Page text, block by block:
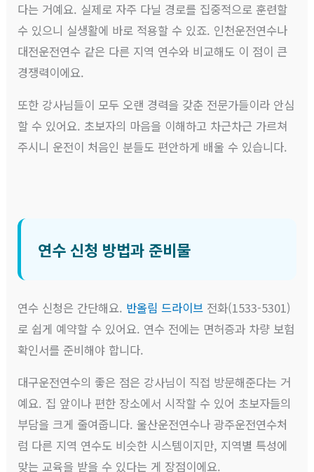
다는 거예요. 실제로 자주 다닐 경로를 집중적으로 훈련할
수 있으니 실생활에 바로 적용할 수 있죠. 인천운전연수나
대전운전연수 같은 다른 지역 연수와 비교해도 이 점이 큰
경쟁력이에요.
또한 강사님들이 모두 오랜 경력을 갖춘 전문가들이라 안심
할 수 있어요. 초보자의 마음을 이해하고 차근차근 가르쳐
주시니 운전이 처음인 분들도 편안하게 배울 수 있습니다.
연수 신청 방법과 준비물
연수 신청은 간단해요. 반올림 드라이브 전화(1533-5301)
로 쉽게 예약할 수 있어요. 연수 전에는 면허증과 차량 보험
확인서를 준비해야 합니다.
대구운전연수의 좋은 점은 강사님이 직접 방문해준다는 거
예요. 집 앞이나 편한 장소에서 시작할 수 있어 초보자들의
부담을 크게 줄여줍니다. 울산운전연수나 광주운전연수처
럼 다른 지역 연수도 비슷한 시스템이지만, 지역별 특성에
맞는 교육을 받을 수 있다는 게 장점이에요.